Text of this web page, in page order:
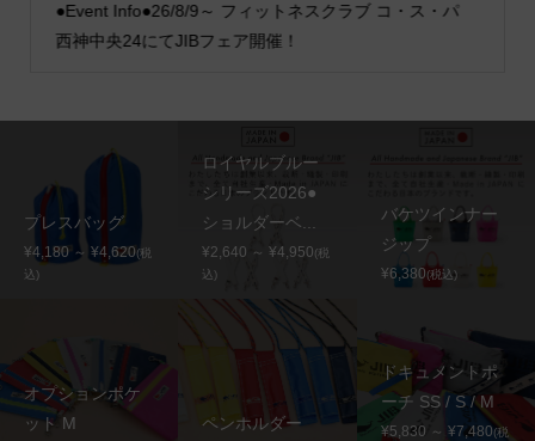
●Event Info●26/8/9～ フィットネスクラブ コ・ス・パ
西神中央24にてJIBフェア開催！
プレスバッグ
¥4,180 ～ ¥4,620(税
込)
ロイヤルブルー
シリーズ2026●
ショルダーベ...
¥2,640 ～ ¥4,950(税
込)
バケツインナー
ジップ
¥6,380(税込)
オプションポケ
ット M
ペンホルダー
ドキュメントポ
ーチ SS / S / M
¥5,830 ～ ¥7,480(税